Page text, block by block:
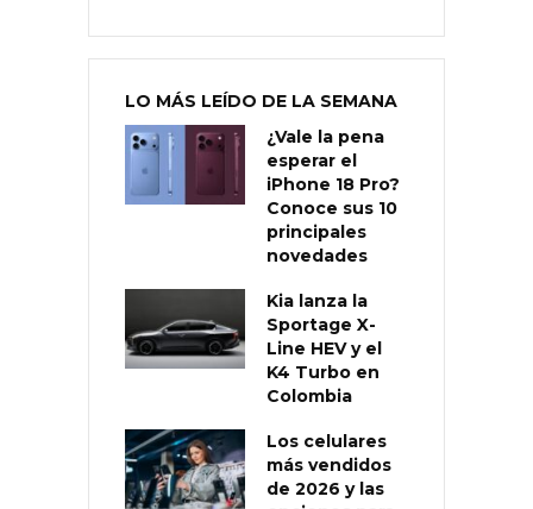
LO MÁS LEÍDO DE LA SEMANA
¿Vale la pena
esperar el
iPhone 18 Pro?
Conoce sus 10
principales
novedades
Kia lanza la
Sportage X-
Line HEV y el
K4 Turbo en
Colombia
Los celulares
más vendidos
de 2026 y las